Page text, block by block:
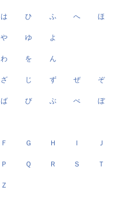
は ひ ふ へ ほ
や ゆ よ
わ を ん
ざ じ ず ぜ ぞ
ば び ぶ べ ぼ
Ｆ Ｇ Ｈ Ｉ Ｊ
Ｐ Ｑ Ｒ Ｓ Ｔ
Ｚ